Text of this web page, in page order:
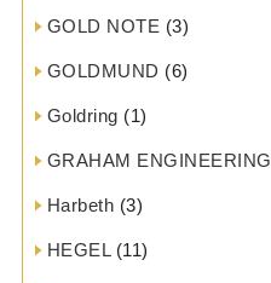
GOLD NOTE (3)
GOLDMUND (6)
Goldring (1)
GRAHAM ENGINEERING
Harbeth (3)
HEGEL(11)